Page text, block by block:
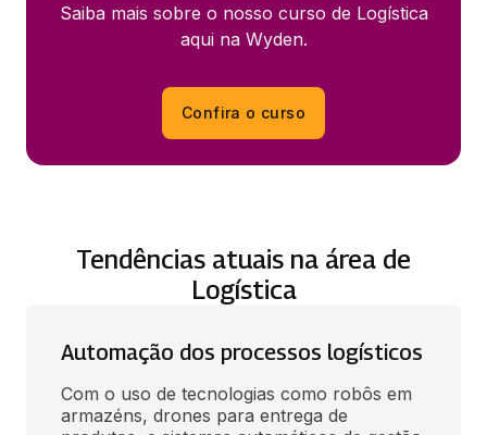
Saiba mais sobre o nosso curso de Logística
aqui na Wyden.
Confira o curso
Tendências atuais na área de
Logística
Automação dos processos logísticos
Com o uso de tecnologias como robôs em
armazéns, drones para entrega de